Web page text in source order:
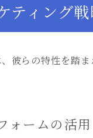
ティング
彼らの特性を踏
ォームの活用